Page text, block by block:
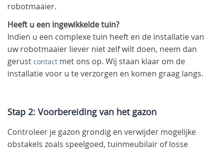
robotmaaier.
Heeft u een ingewikkelde tuin?
Indien u een complexe tuin heeft en de installatie van
uw robotmaaier liever niet zelf wilt doen, neem dan
gerust contact met ons op. Wij staan klaar om de
installatie voor u te verzorgen en komen graag langs.
Stap 2: Voorbereiding van het gazon
Controleer je gazon grondig en verwijder mogelijke
obstakels zoals speelgoed, tuinmeubilair of losse